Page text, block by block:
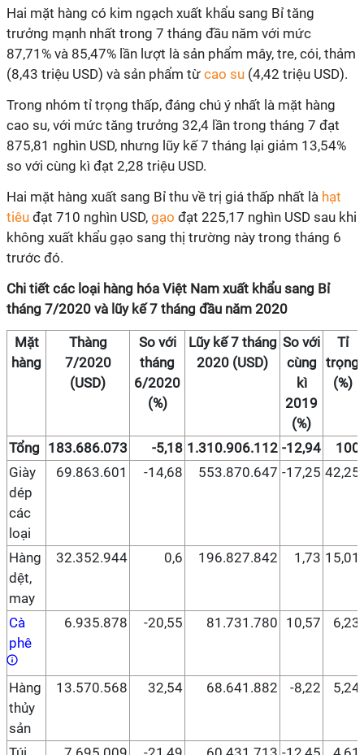
Hai mặt hàng có kim ngạch xuất khẩu sang Bỉ tăng
trưởng mạnh nhất trong 7 tháng đầu năm với mức
87,71% và 85,47% lần lượt là sản phẩm mây, tre, cói, thảm
(8,43 triệu USD) và sản phẩm từ cao su (4,42 triệu USD).
Trong nhóm tỉ trọng thấp, đáng chú ý nhất là mặt hàng
cao su, với mức tăng trưởng 32,4 lần trong tháng 7 đạt
875,81 nghìn USD, nhưng lũy kế 7 tháng lại giảm 13,54%
so với cùng kì đạt 2,28 triệu USD.
Hai mặt hàng xuất sang Bỉ thu về trị giá thấp nhất là hạt
tiêu đạt 710 nghìn USD, gạo đạt 225,17 nghìn USD sau khi
không xuất khẩu gạo sang thị trường này trong tháng 6
trước đó.
Chi tiết các loại hàng hóa Việt Nam xuất khẩu sang Bỉ
tháng 7/2020 và lũy kế 7 tháng đầu năm 2020
Mặt
hàng
Thàng
7/2020
(USD)
So với
tháng
6/2020
(%)
Lũy kế 7 tháng
2020 (USD)
So với
cùng
kì
2019
(%)
Tỉ
trọng
(%)
Tổng 183.686.073 -5,18 1.310.906.112 -12,94
100
Giày
dép
các
loại
69.863.601 -14,68 553.870.647 -17,25 42,25
Hàng
dệt,
may
32.352.944 0,6 196.827.842 1,73 15,01
Cà
phê
6.935.878 -20,55 81.731.780 10,57 6,23
Hàng
thủy
sản
13.570.568 32,54 68.641.882 -8,22 5,24